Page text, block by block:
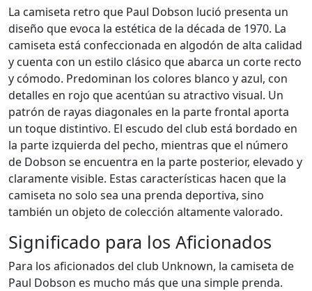
La camiseta retro que Paul Dobson lució presenta un
diseño que evoca la estética de la década de 1970. La
camiseta está confeccionada en algodón de alta calidad
y cuenta con un estilo clásico que abarca un corte recto
y cómodo. Predominan los colores blanco y azul, con
detalles en rojo que acentúan su atractivo visual. Un
patrón de rayas diagonales en la parte frontal aporta
un toque distintivo. El escudo del club está bordado en
la parte izquierda del pecho, mientras que el número
de Dobson se encuentra en la parte posterior, elevado y
claramente visible. Estas características hacen que la
camiseta no solo sea una prenda deportiva, sino
también un objeto de colección altamente valorado.
Significado para los Aficionados
Para los aficionados del club Unknown, la camiseta de
Paul Dobson es mucho más que una simple prenda.